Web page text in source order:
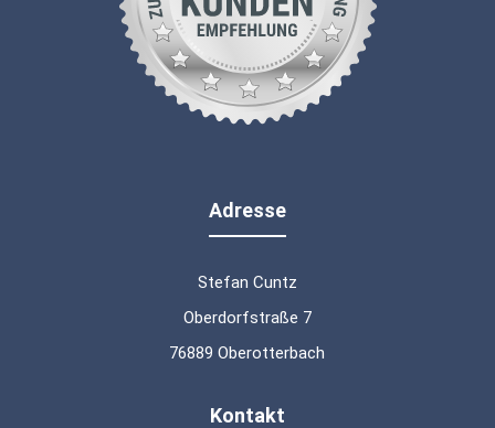
Adresse
Stefan Cuntz
Oberdorfstraße 7
76889 Oberotterbach
Kontakt